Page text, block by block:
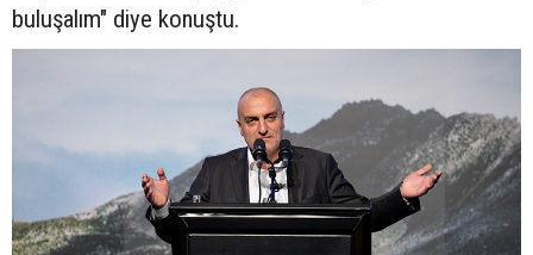
buluşalım" diye konuştu.